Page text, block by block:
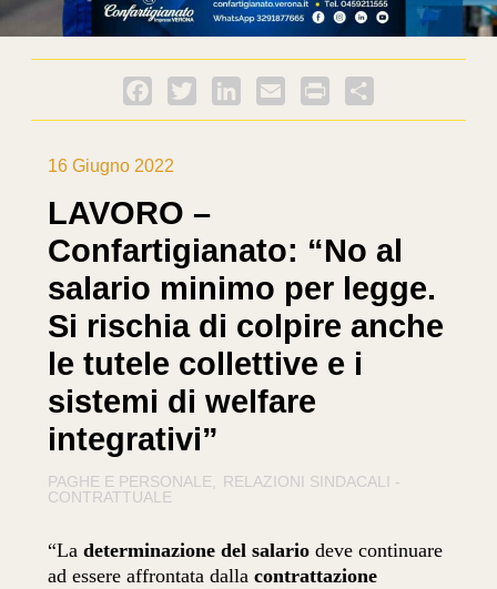
Facebook
Twitter LinkedInEmail PrintFriendly
16 Giugno 2022
LAVORO –
Confartigianato: “No al
salario minimo per legge.
Si rischia di colpire anche
le tutele collettive e i
sistemi di welfare
integrativi”
PAGHE E PERSONALE
RELAZIONI SINDACALI -
CONTRATTUALE
“Ladeterminazione del salario deve continuare
ad essere affrontata dallacontrattazione